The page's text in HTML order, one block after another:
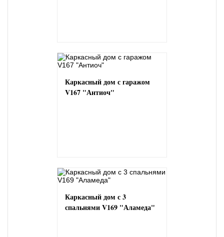
Каркасный дом с гаражом
V167 "Антиоч"
Каркасный дом с 3
спальнями V169 "Аламеда"